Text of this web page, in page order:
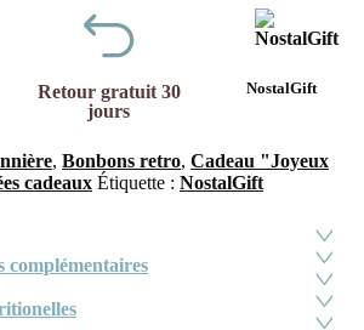
Retour gratuit 30
jours
NostalGift
, Bonbons retro, Cadeau "Joyeux
cadeaux Étiquette : NostalGift
complémentaires